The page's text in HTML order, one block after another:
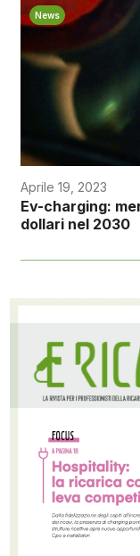
News
Aprile 19, 2023
Ev-charging:
dollari nel 2030